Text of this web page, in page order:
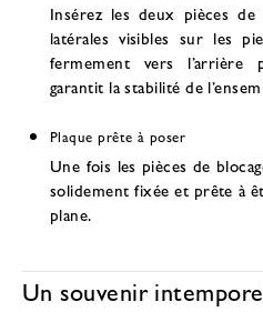
Insérez les deux pièces de
latérales visibles sur les
fermement vers
garantit la stabilité de
Plaque prête à poser
Une fois les pièces de
solidement fixée et prête à
plane.
Un souvenir